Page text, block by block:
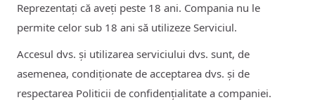
Reprezentați că aveți peste 18 ani. Compania nu le
permite celor sub 18 ani să utilizeze Serviciul.
Accesul dvs. și utilizarea serviciului dvs. sunt, de
asemenea, condiționate de acceptarea dvs. și de
respectarea Politicii de confidențialitate a companiei.